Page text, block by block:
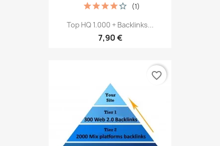
Top HQ 1.000 + Backlinks...
7,90 €
(1)
favorite_border